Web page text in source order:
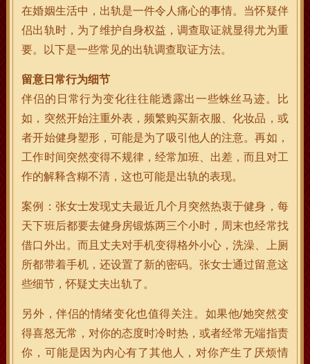
在婚姻生活中，出轨是一件令人痛心的事情。当怀疑伴
侣出轨时，为了维护自身权益，调查取证就显得尤为重
要。以下是一些常见的出轨调查取证方法。
留意日常行为细节
伴侣的日常行为变化往往能透露出一些蛛丝马迹。比
如，突然开始注重外表，频繁购买新衣服、化妆品，或
者开始健身塑形，可能是为了吸引他人的注意。再如，
工作时间突然变得不规律，经常加班、出差，而且对工
作的解释含糊不清，这也可能是出轨的表现。
案例：张女士发现丈夫最近几个月突然热衷于健身，每
天下班后都要去健身房锻炼两三个小时，周末也经常找
借口外出。而且丈夫对手机变得格外小心，洗澡、上厕
所都带着手机，还设置了新的密码。张女士通过留意这
些细节，怀疑丈夫出轨了。
另外，伴侣的情绪变化也值得关注。如果他/她突然变
得喜怒无常，对你的态度时冷时热，或者经常无端指责
你，可能是因为内心有了其他人，对你产生了厌烦情